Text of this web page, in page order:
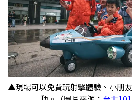
▲現場可以免費玩射擊體驗、小朋